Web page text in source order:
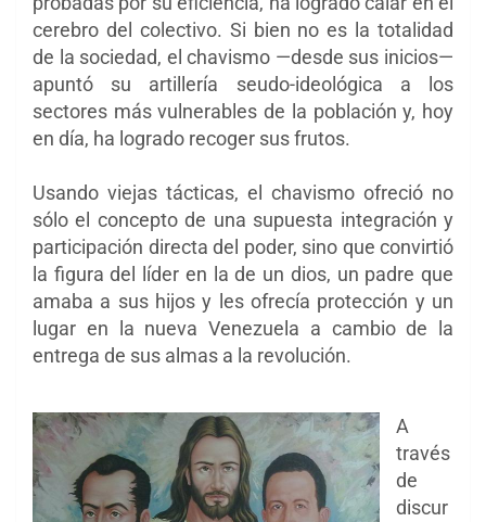
cerebro del colectivo. Si bien no es la totalidad
de la sociedad, el chavismo —desde sus inicios—
apuntó su artillería seudo-ideológica a los
sectores más vulnerables de la población y, hoy
en día, ha logrado recoger sus frutos.
Usando viejas tácticas, el chavismo ofreció no
sólo el concepto de una supuesta integración y
participación directa del poder, sino que convirtió
la figura del líder en la de un dios, un padre que
amaba a sus hijos y les ofrecía protección y un
lugar en la nueva Venezuela a cambio de la
entrega de sus almas a la revolución.
A
través
de
discur